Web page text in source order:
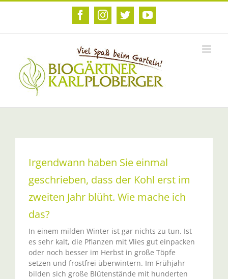
Zum
FacebookInstagram
TwitterYouTube
Irgendwann haben Sie einmal
geschrieben, dass der Kohl erst im
zweiten Jahr blüht. Wie mache ich
das?
In einem milden Winter ist gar nichts zu tun. Ist
es sehr kalt, die Pflanzen mit Vlies gut einpacken
oder noch besser im Herbst in große Töpfe
setzen und frostfrei überwintern. Im Frühjahr
bilden sich große Blütenstände mit hunderten